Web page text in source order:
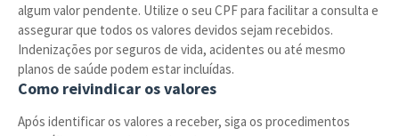
algum valor pendente. Utilize o seu CPF para facilitar a consulta e
assegurar que todos os valores devidos sejam recebidos.
Indenizações por seguros de vida, acidentes ou até mesmo
planos de saúde podem estar incluídas.
Como reivindicar os valores
Após identificar os valores a receber, siga os procedimentos